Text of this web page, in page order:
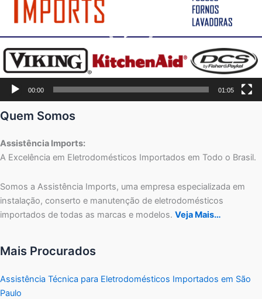
00:00 01:05
Quem Somos
Assistência Imports:
A Excelência em Eletrodomésticos Importados em Todo o Brasil.
Somos a Assistência Imports, uma empresa especializada em
instalação, conserto e manutenção de eletrodomésticos
importados de todas as marcas e modelos. Veja Mais…
Mais Procurados
Assistência Técnica para Eletrodomésticos Importados em São
Paulo